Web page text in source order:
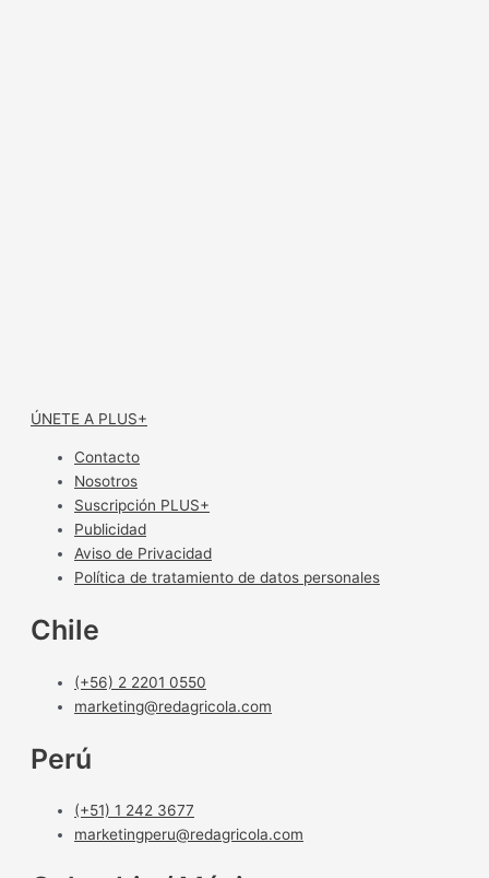
ÚNETE A PLUS+
Contacto
Nosotros
Suscripción PLUS+
Publicidad
Aviso de Privacidad
Política de tratamiento de datos personales
Chile
(+56) 2 2201 0550
marketing@redagricola.com
Perú
(+51) 1 242 3677
marketingperu@redagricola.com